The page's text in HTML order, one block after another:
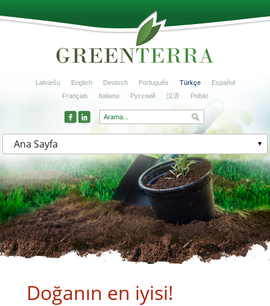
Latviešu English Deutsch Português Türkçe
Español
Français
Italiano Русский 汉语 Polski
Ana Sayfa
Doğanın en iyisi!